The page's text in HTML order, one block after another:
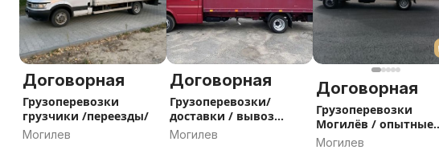
Договорная
Грузоперевозки
грузчики /переезды/
Могилев
Договорная
Грузоперевозки/
доставки / вывоз
мусора
Могилев
Договорная
Грузоперевозки
Могилёв / опытные
грузчики /переезды /
Могилев